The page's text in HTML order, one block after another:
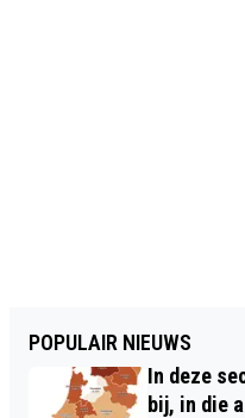
POPULAIR NIEUWS
In deze
bij, in die